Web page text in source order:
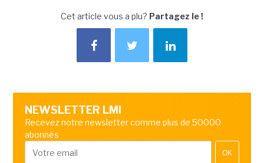
Cet article vous a plu? Partagez le !
NEWSLETTER LMI
Recevez notre newsletter comme plus de 50000
abonnés
OK